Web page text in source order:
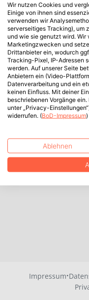
Impressum·
Wir nutzen Cookies und
Einige von ihnen sind
verwenden wir
serverseitiges Tracking), um
und wie sie genutzt wird.
Marketingzwecken und
Drittanbieter ein, wodurch
Tracking-Pixel, IP-Adressen
werden. Auf unserer Seite
Anbietern ein (Video-
Datenverarbeitung und ein
keinen Einfluss. Mit deiner
beschriebenen Vorgänge
unter „Privacy-
widerrufen. (BoD-Impressum)
Ablehnen